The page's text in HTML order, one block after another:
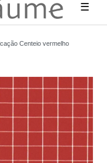
☰
Centeio vermelho